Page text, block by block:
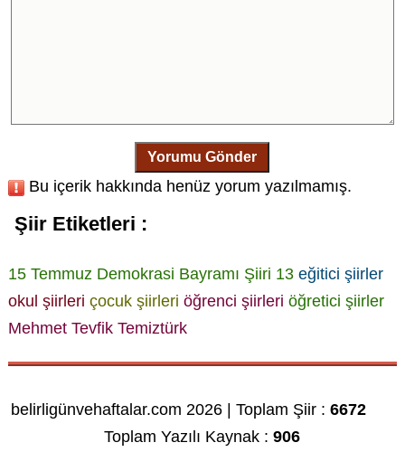
Yorumu Gönder
Bu içerik hakkında henüz yorum yazılmamış.
Şiir Etiketleri :
15 Temmuz Demokrasi Bayramı Şiiri 13 eğitici şiirler
okul şiirleri çocuk şiirleri öğrenci şiirleri öğretici şiirler
Mehmet Tevfik Temiztürk
belirligünvehaftalar.com 2026 | Toplam Şiir :6672
Toplam Yazılı Kaynak :906